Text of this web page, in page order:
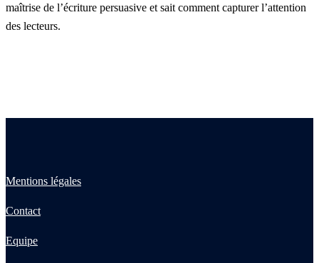
maîtrise de l’écriture persuasive et sait comment capturer l’attention
des lecteurs.
Mentions légales
Contact
Equipe